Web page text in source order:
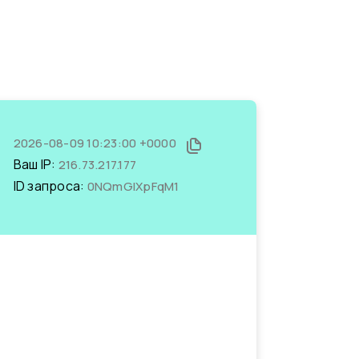
2026-08-09 10:23:00 +0000
Ваш IP: 216.73.217.177
ID запроса: 0NQmGlXpFqM1